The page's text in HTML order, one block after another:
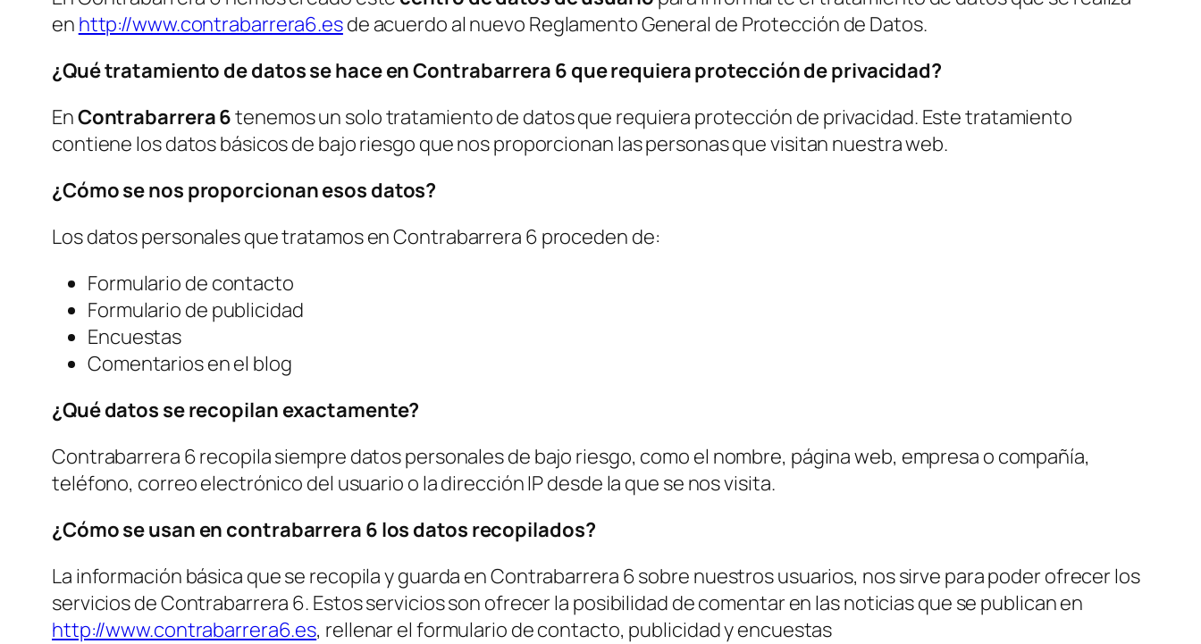
en http://www.contrabarrera6.esde acuerdo al nuevo Reglamento General de Protección de Datos.
¿Qué tratamiento de datos se hace en Contrabarrera 6 que requiera protección de privacidad?
EnContrabarrera 6tenemos un solo tratamiento de datos que requiera protección de privacidad. Este tratamiento
contiene los datos básicos de bajo riesgo que nos proporcionan las personas que visitan nuestra web.
¿Cómo se nos proporcionan esos datos?
Los datos personales que tratamos en Contrabarrera 6 proceden de:
Formulario de contacto
Formulario de publicidad
Encuestas
Comentarios en el blog
¿Qué datos se recopilan exactamente?
Contrabarrera 6 recopila siempre datos personales de bajo riesgo, como el nombre, página web, empresa o compañía,
teléfono, correo electrónico del usuario o la dirección IP desde la que se nos visita.
¿Cómo se usan en contrabarrera 6 los datos recopilados?
La información básica que se recopila y guarda en Contrabarrera 6 sobre nuestros usuarios, nos sirve para poder ofrecer los
servicios de Contrabarrera 6. Estos servicios son ofrecer la posibilidad de comentar en las noticias que se publican en
http://www.contrabarrera6.es, rellenar el formulario de contacto, publicidad y encuestas